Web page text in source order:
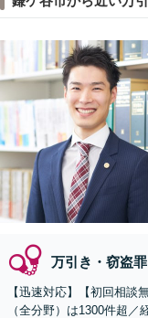
万引き・窃盗罪
【迅速対応】【初回相談
（全分野）は1300件超